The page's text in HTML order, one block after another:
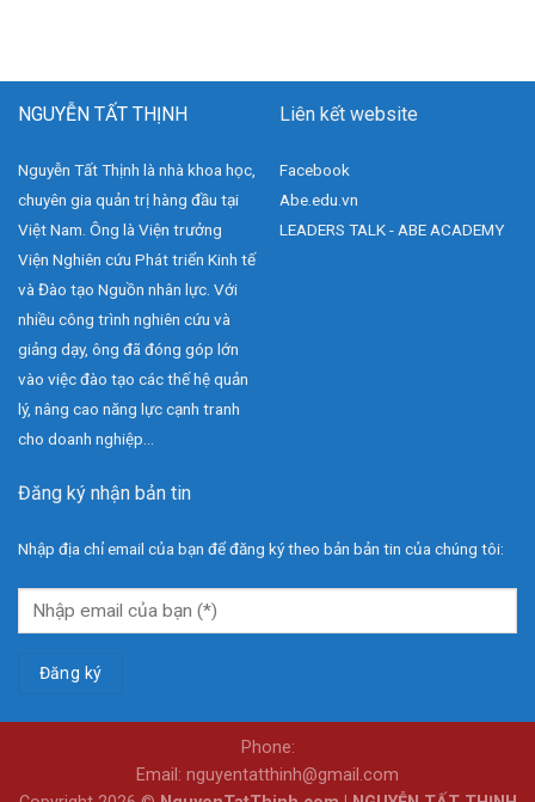
NGUYỄN TẤT THỊNH
Nguyễn Tất Thịnh là nhà khoa học,
chuyên gia quản trị hàng đầu tại
Việt Nam. Ông là Viện trưởng
Viện Nghiên cứu Phát triển Kinh tế
và Đào tạo Nguồn nhân lực. Với
nhiều công trình nghiên cứu và
giảng dạy, ông đã đóng góp lớn
vào việc đào tạo các thế hệ quản
lý, nâng cao năng lực cạnh tranh
cho doanh nghiệp...
Liên kết website
Facebook
Abe.edu.vn
LEADERS TALK - ABE ACADEMY
Đăng ký nhận bản tin
Nhập địa chỉ email của bạn để đăng ký theo bản bản tin của chúng tôi:
Phone:
Email: nguyentatthinh@gmail.com